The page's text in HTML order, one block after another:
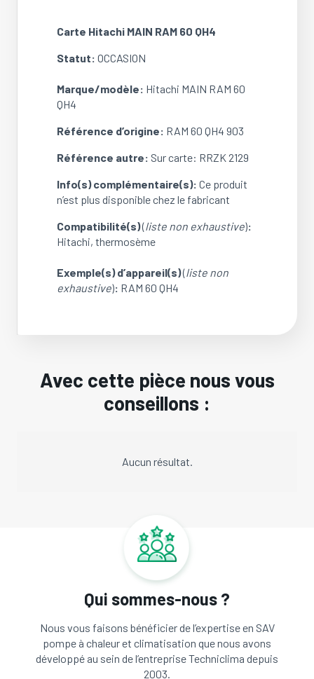
Carte Hitachi MAIN RAM 60 QH4
Statut: OCCASION
Marque/modèle: Hitachi MAIN RAM 60
QH4
Référence d’origine: RAM 60 QH4 903
Référence autre: Sur carte: RRZK 2129
Info(s) complémentaire(s): Ce produit
n’est plus disponible chez le fabricant
Compatibilité(s)(liste non exhaustive):
Hitachi, thermosème
Exemple(s) d’appareil(s)(liste non
exhaustive): RAM 60 QH4
Avec cette pièce nous vous
conseillons :
Aucun résultat.
Qui sommes-nous ?
Nous vous faisons bénéficier de l’expertise en SAV
pompe à chaleur et climatisation que nous avons
développé au sein de l’entreprise Techniclima depuis
2003.